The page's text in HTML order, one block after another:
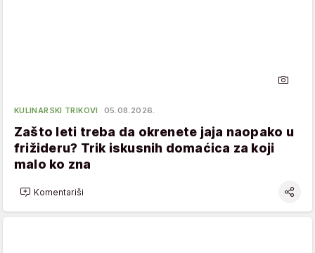
KULINARSKI TRIKOVI 05.08.2026.
Zašto leti treba da okrenete jaja naopako u
frižideru? Trik iskusnih domaćica za koji
malo ko zna
Komentariši